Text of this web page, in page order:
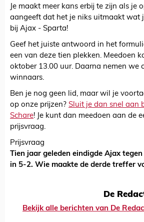
Je maakt meer kans erbij te zijn als je
aangeeft dat het je niks uitmaakt wat
bij Ajax - Sparta!
Geef het juiste antwoord in het
een van deze tien plekken. Meedoen
oktober 13.00 uur. Daarna nemen we
winnaars.
Ben je nog geen lid, maar wil je
op onze prijzen? Sluit je dan snel aan
Schare! Je kunt dan meedoen aan de
prijsvraag.
Prijsvraag
Tien jaar geleden eindigde Ajax
in 5-2. Wie maakte de derde treffer
De
Bekijk alle berichten van De